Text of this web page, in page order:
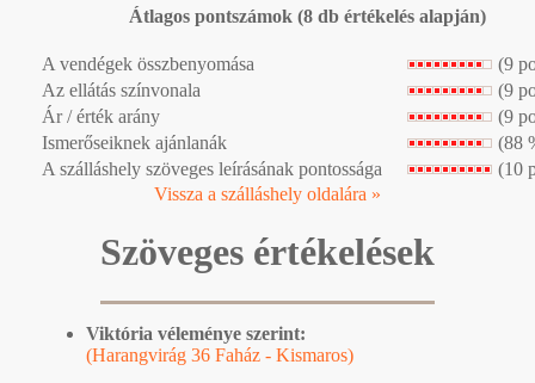
Átlagos pontszámok (8 db értékelés alapján)
A vendégek összbenyomása
(9
Az ellátás színvonala
(9
Ár / érték arány
(9
Ismerőseiknek ajánlanák
(88
A szálláshely szöveges leírásának pontossága
(10
Vissza a szálláshely oldalára »
Szöveges értékelések
Viktória véleménye szerint:
(Harangvirág 36 Faház - Kismaros)